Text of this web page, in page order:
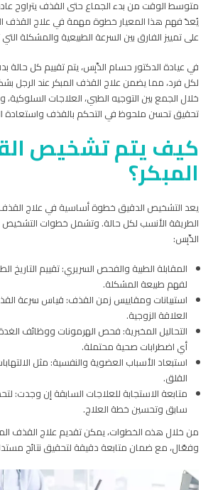
يُعدّ فهم هذا المعيار خطوة مهمة في علاج القذف
على تمييز الفارق بين السرعة الطبيعية والمشكلة
في عيادة الدكتور حسام الدِّبِس، يتم تقييم كل حالة
لكل فرد، مما يضمن علاج القذف المبكر عند الرجل
خلال الجمع بين التوجيه الطبي، العلاجات
تحقيق تحسن ملحوظ في التحكم بالقذف واستعادة
كيف يتم تشخيص
المبكر؟
يعد التشخيص الدقيق خطوة أساسية في علاج القذف
الطريقة الأنسب لكل حالة. وتشمل خطوات التشخيص
الدِّبِس:
المقابلة الطبية والفحص السريري: تقييم التاريخ
لفهم طبيعة المشكلة.
استبيانات ومقاييس زمن القذف: قياس سرعة
العلاقة الزوجية.
التحاليل المخبرية: فحص الهرمونات ووظائف
أي اضطرابات صحية محتملة.
استبعاد الأسباب العضوية والنفسية: مثل
القلق.
متابعة الاستجابة للعلاجات السابقة إن وجدت:
سابق وتحسين خطة العلاج.
من خلال هذه الخطوات، يمكن تقديم علاج القذف
وفعّال، مع ضمان متابعة دقيقة لتحقيق نتائج